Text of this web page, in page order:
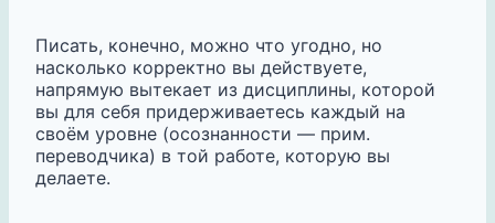
Писать, конечно, можно что угодно, но
насколько корректно вы действуете,
напрямую вытекает из дисциплины, которой
вы для себя придерживаетесь каждый на
своём уровне (осознанности — прим.
переводчика) в той работе, которую вы
делаете.